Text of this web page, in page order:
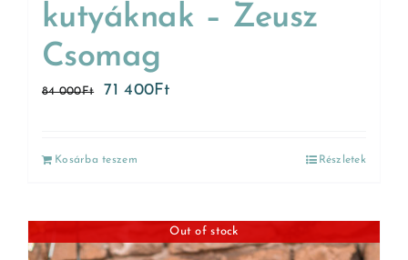
kutyáknak – Zeusz
Csomag
84 000Ft 71 400Ft
Kosárba teszem Részletek
Out of stock